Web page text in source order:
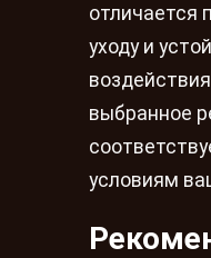
отличается
уходу и
выбранное
условиям